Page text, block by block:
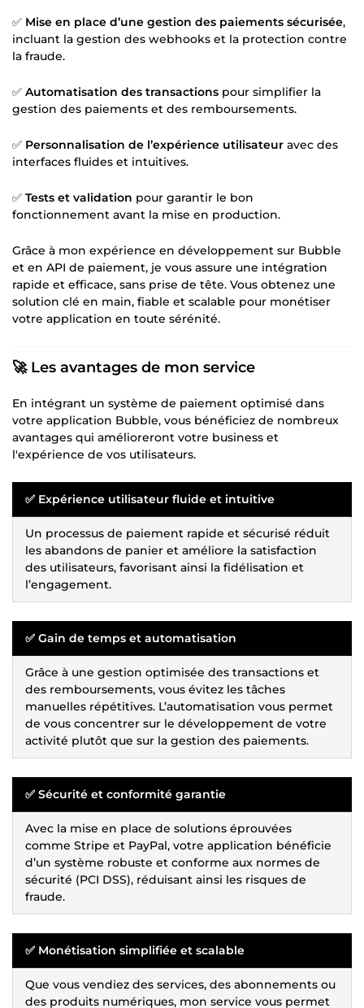
✅ Mise en place d’une gestion des paiements sécurisée,
incluant la gestion des webhooks et la protection contre
la fraude.
✅ Automatisation des transactions pour simplifier la
gestion des paiements et des remboursements.
✅ Personnalisation de l’expérience utilisateur avec des
interfaces fluides et intuitives.
✅ Tests et validation pour garantir le bon
fonctionnement avant la mise en production.
Grâce à mon expérience en développement sur Bubble
et en API de paiement, je vous assure une intégration
rapide et efficace, sans prise de tête. Vous obtenez une
solution clé en main, fiable et scalable pour monétiser
votre application en toute sérénité.
🚀 Les avantages de mon service
En intégrant un système de paiement optimisé dans
votre application Bubble, vous bénéficiez de nombreux
avantages qui amélioreront votre business et
l'expérience de vos utilisateurs.
✅ Expérience utilisateur fluide et intuitive
Un processus de paiement rapide et sécurisé réduit
les abandons de panier et améliore la satisfaction
des utilisateurs, favorisant ainsi la fidélisation et
l’engagement.
✅ Gain de temps et automatisation
Grâce à une gestion optimisée des transactions et
des remboursements, vous évitez les tâches
manuelles répétitives. L’automatisation vous permet
de vous concentrer sur le développement de votre
activité plutôt que sur la gestion des paiements.
✅ Sécurité et conformité garantie
Avec la mise en place de solutions éprouvées
comme Stripe et PayPal, votre application bénéficie
d’un système robuste et conforme aux normes de
sécurité (PCI DSS), réduisant ainsi les risques de
fraude.
✅ Monétisation simplifiée et scalable
Que vous vendiez des services, des abonnements ou
des produits numériques, mon service vous permet